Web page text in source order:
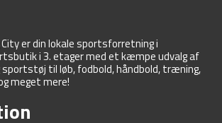
er din lokale sportsforretning i
i 3. etager med et kæmpe udvalg af
til løb, fodbold, håndbold, træning,
meget mere!